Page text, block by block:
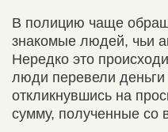
В полицию чаще
знакомые людей, чьи
Нередко это
люди перевели
откликнувшись на
сумму, полученные со